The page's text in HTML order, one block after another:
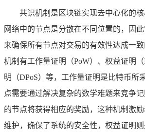
共识机制是区块链实现去中心化的
网络中的节点是分散在不同位置的，因
来确保所有节点对交易的有效性达成一
机制有工作量证明（PoW）、权益证明
明（DPoS）等，工作量证明是比特币所
点需要通过解决复杂的数学难题来竞争
的节点将获得相应的奖励，这种机制激
维护，确保了系统的安全性，权益证明